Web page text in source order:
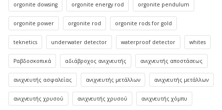
orgonite dowsing orgonite energy rod orgonite pendulum
orgonite power orgonite rod orgonite rods for gold
teknetics underwater detector waterproof detector whites
Ραβδοσκοπικά αδιάβροχος ανιχνευτής ανιχνευτής αποστάσεως
ανιχνευτής ασφαλείας ανιχνευτής μετάλλων ανιχνευτής μετάλλων
ανιχνευτής χρυσού ανιχνευτής χρυσού ανιχνευτής χόμπυ